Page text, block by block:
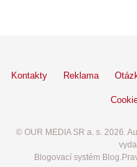
Kontakty Reklama
© OUR MEDIA SR a. s. 2026.
Blogovací systém